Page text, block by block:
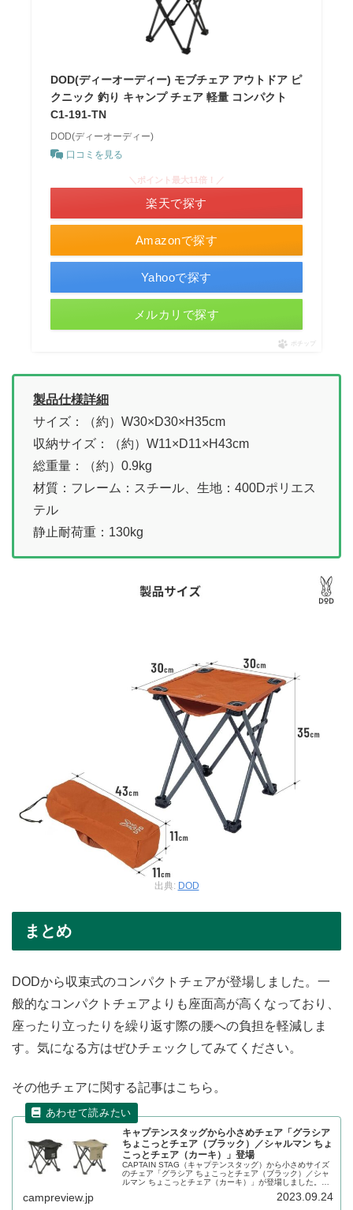
DOD(ディーオーディー) モブチェア アウトドア ピ
クニック 釣り キャンプ チェア 軽量 コンパクト
C1-191-TN
DOD(ディーオーディー)
口コミを見る
Amazonで探す
＼ポイント最大11倍！／
楽天で探す
Yahooで探す
メルカリで探す
ポチップ
製品仕様詳細
サイズ：（約）W30×D30×H35cm
収納サイズ：（約）W11×D11×H43cm
総重量：（約）0.9kg
材質：フレーム：スチール、生地：400Dポリエス
テル
静止耐荷重：130kg
出典: DOD
まとめ
DODから収束式のコンパクトチェアが登場しました。一
般的なコンパクトチェアよりも座面高が高くなっており、
座ったり立ったりを繰り返す際の腰への負担を軽減しま
す。気になる方はぜひチェックしてみてください。
その他チェアに関する記事はこちら。
キャプテンスタッグから小さめチェア「グラシア
ちょこっとチェア（ブラック）／シャルマン ちょ
こっとチェア（カーキ）」登場
CAPTAIN STAG（キャプテンスタッグ）から小さめサイズ
のチェア「グラシア ちょこっとチェア（ブラック）／シャ
ルマン ちょこっとチェア（カーキ）」が登場しました。ア
量でコンパクトなチェアです。詳細をレビューします。
campreview.jp 2023.09.24